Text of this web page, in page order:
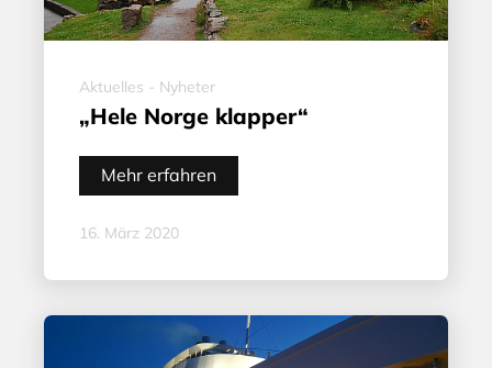
Aktuelles - Nyheter
„Hele Norge klapper“
Mehr erfahren
16. März 2020